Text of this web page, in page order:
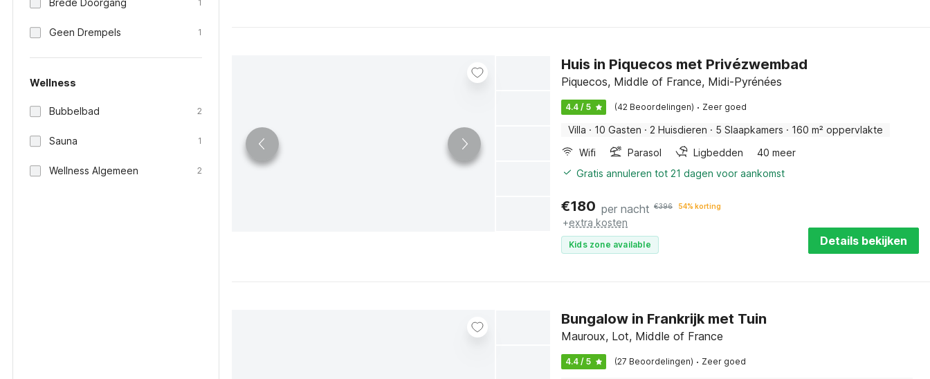
Brede Doorgang 1
Geen Drempels 1
Wellness
Bubbelbad 2
Sauna 1
Wellness Algemeen 2
Huis in Piquecos met Privézwembad
Piquecos, Middle of France, Midi-Pyrénées
4.4 / 5 (42 Beoordelingen) · Zeer goed
Villa · 10 Gasten · 2 Huisdieren · 5 Slaapkamers · 160 m² oppervlakte
Wifi
Parasol Ligbedden
40 meer
Gratis annuleren tot 21 dagen voor aankomst
€180 per nacht €396 54% korting
+extra kosten
Kids zone available Details bekijken
Bungalow in Frankrijk met Tuin
Mauroux, Lot, Middle of France
4.4 / 5 (27 Beoordelingen) · Zeer goed